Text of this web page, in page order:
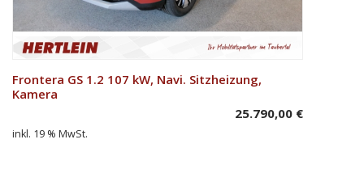
In den Warenkorb
Frontera GS 1.2 107 kW, Navi. Sitzheizung,
Kamera
25.790,00 €
inkl. 19 % MwSt.